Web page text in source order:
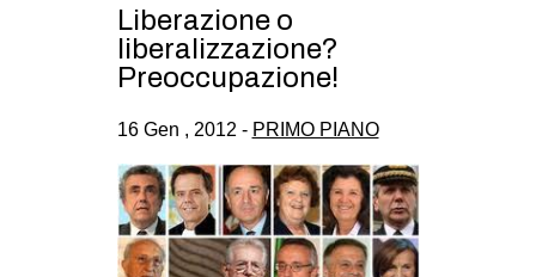
Liberazione o
liberalizzazione?
Preoccupazione!
16 Gen , 2012 - PRIMO PIANO